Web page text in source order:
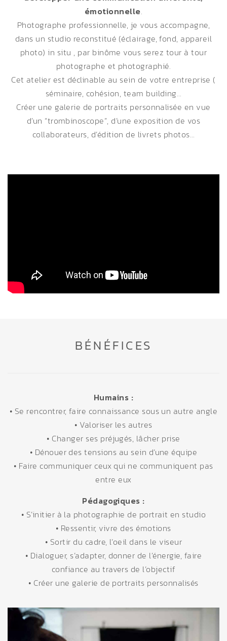
émotionnelle.
Photographe professionnelle, je vous accompagne,
dans un studio reconstitué (éclairage, fond, appareil
photo) in situ , par binôme vous serez tour à tour
photographe et photographié.
Cet atelier est déclinable au sein de votre entreprise (
séminaire, cohésion, team building…
Créer une galerie de portraits personnalisée en vue
d’un “trombinoscope”, d’une exposition de vos
collaborateurs, d’édition de livrets photos…
BÉNÉFICES
Humains :
• Se rencontrer, faire connaissance sous un autre angle
• Valoriser les autres
• Changer ses préjugés, lâcher prise
• Dénouer des tensions au sein d’une équipe
• Faire communiquer ceux qui ne communiquent pas
entre eux
Pédagogiques :
• S’initier à la photographie de portrait en studio
• Ressentir, vivre des émotions
• Sortir du cadre, l’oeil dans le viseur
• Dialoguer, s’adapter, donner de l’énergie, faire
confiance au travers de l’objectif
• Créer une galerie de portraits personnalisés